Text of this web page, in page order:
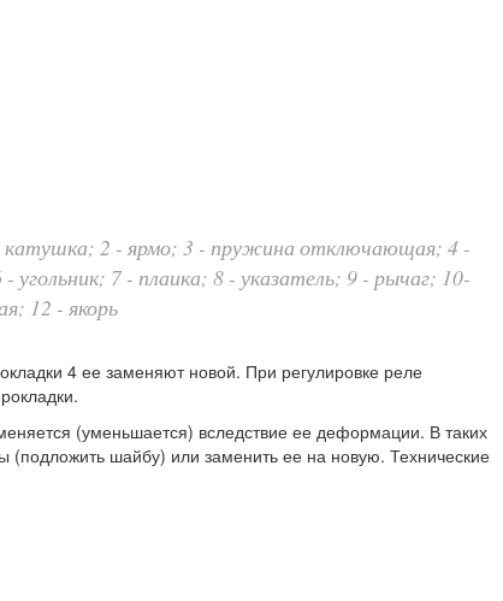
катушка; 2 - ярмо; 3 - пружина отключающая; 4 -
угольник; 7 - плаика; 8 - указатель; 9 - рычаг; 10-
12 - якорь
4 ее заменяют новой. При регулировке реле
(уменьшается) вследствие ее деформации. В таких
(подложить шайбу) или заменить ее на новую. Технические